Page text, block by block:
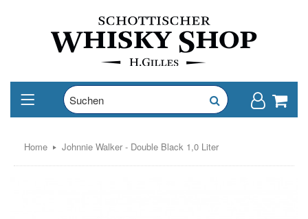
Home Johnnie Walker - Double Black 1,0 Liter